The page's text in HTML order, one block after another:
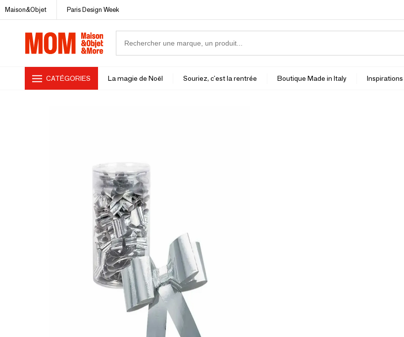
Maison&Objet Paris Design Week
CATÉGORIES La magie de Noël Souriez, c'est la rentrée Boutique Made in Italy Inspirations